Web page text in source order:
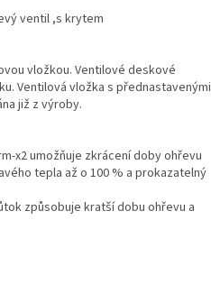
ventil ,s krytem
vložkou. Ventilové deskové
Ventilová vložka s přednastavenými
již z výroby.
x2 umožňuje zkrácení doby ohřevu
tepla až o 100 % a prokazatelný
způsobuje kratší dobu ohřevu a